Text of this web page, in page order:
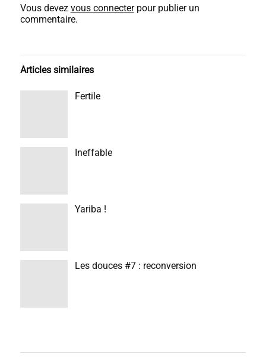
Vous devez vous connecterpour publier un
commentaire.
Articles similaires
Fertile
Ineffable
Yariba !
Les douces #7 : reconversion